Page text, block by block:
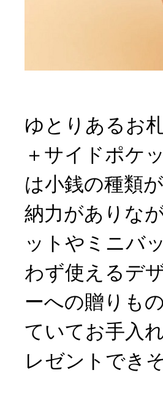
ゆとりあるお
＋サイドポケ
は小銭の種類
納力がありな
ットやミニバ
わず使えるデ
ーへの贈りも
ていてお手入
レゼントできそ